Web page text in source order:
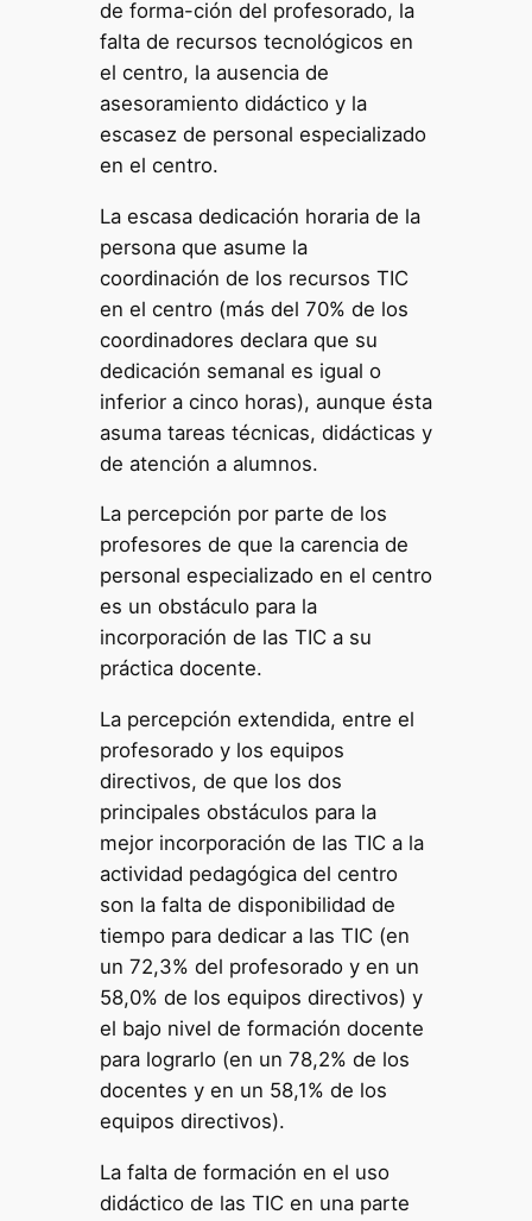
de forma-ción del profesorado, la
falta de recursos tecnológicos en
el centro, la ausencia de
asesoramiento didáctico y la
escasez de personal especializado
en el centro.
La escasa dedicación horaria de la
persona que asume la
coordinación de los recursos TIC
en el centro (más del 70% de los
coordinadores declara que su
dedicación semanal es igual o
inferior a cinco horas), aunque ésta
asuma tareas técnicas, didácticas y
de atención a alumnos.
La percepción por parte de los
profesores de que la carencia de
personal especializado en el centro
es un obstáculo para la
incorporación de las TIC a su
práctica docente.
La percepción extendida, entre el
profesorado y los equipos
directivos, de que los dos
principales obstáculos para la
mejor incorporación de las TIC a la
actividad pedagógica del centro
son la falta de disponibilidad de
tiempo para dedicar a las TIC (en
un 72,3% del profesorado y en un
58,0% de los equipos directivos) y
el bajo nivel de formación docente
para lograrlo (en un 78,2% de los
docentes y en un 58,1% de los
equipos directivos).
La falta de formación en el uso
didáctico de las TIC en una parte